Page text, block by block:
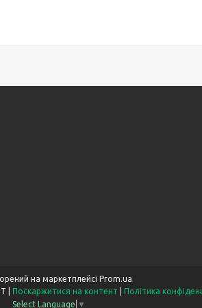
на маркетплейсі Prom.ua
Поскаржитися на контент
Політика
Select Language ▼